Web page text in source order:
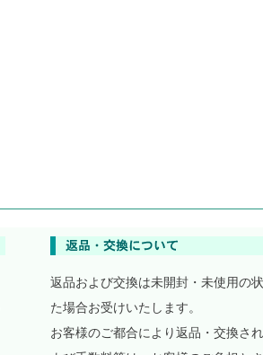
返品および交換は未開封・未使用の
た場合お受けいたします。
お客様のご都合により返品・交換さ